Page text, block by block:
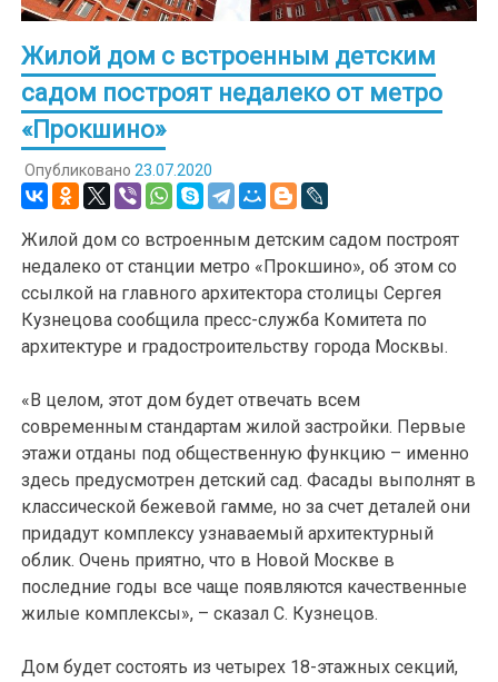
Жилой дом с встроенным детским
садом построят недалеко от метро
«Прокшино»
Опубликовано 23.07.2020
Жилой дом со встроенным детским садом построят
недалеко от станции метро «Прокшино», об этом со
ссылкой на главного архитектора столицы Сергея
Кузнецова сообщила пресс-служба Комитета по
архитектуре и градостроительству города Москвы.
«В целом, этот дом будет отвечать всем
современным стандартам жилой застройки. Первые
этажи отданы под общественную функцию – именно
здесь предусмотрен детский сад. Фасады выполнят в
классической бежевой гамме, но за счет деталей они
придадут комплексу узнаваемый архитектурный
облик. Очень приятно, что в Новой Москве в
последние годы все чаще появляются качественные
жилые комплексы», – сказал С. Кузнецов.
Дом будет состоять из четырех 18-этажных секций,